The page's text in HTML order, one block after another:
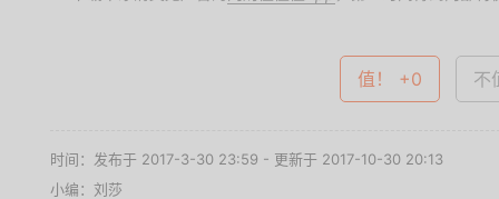
值！ +0 不
时间：发布于 2017-3-30 23:59 - 更新于 2017-10-30 20:13
小编：刘莎